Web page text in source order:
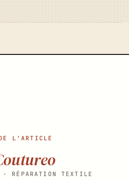
L'ARTICLE
RÉPARATION TEXTILE